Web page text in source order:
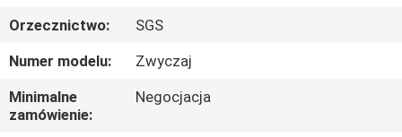
WYCIECZKA
PO
FABRYCE
Orzecznictwo:
SGS
Numer modelu:
Zwyczaj
Minimalne
zamówienie:
Negocjacja